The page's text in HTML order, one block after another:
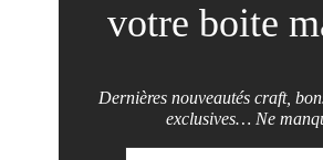
votre boite
Dernières nouveautés craft,
exclusives… Ne